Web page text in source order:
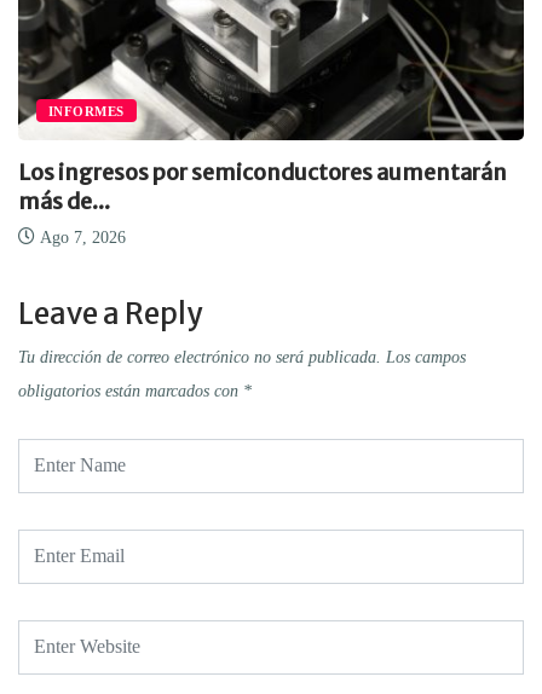
INFORMES
Los ingresos por semiconductores aumentarán
más de...
Ago 7, 2026
Leave a Reply
Tu dirección de correo electrónico no será publicada. Los campos
obligatorios están marcados con *